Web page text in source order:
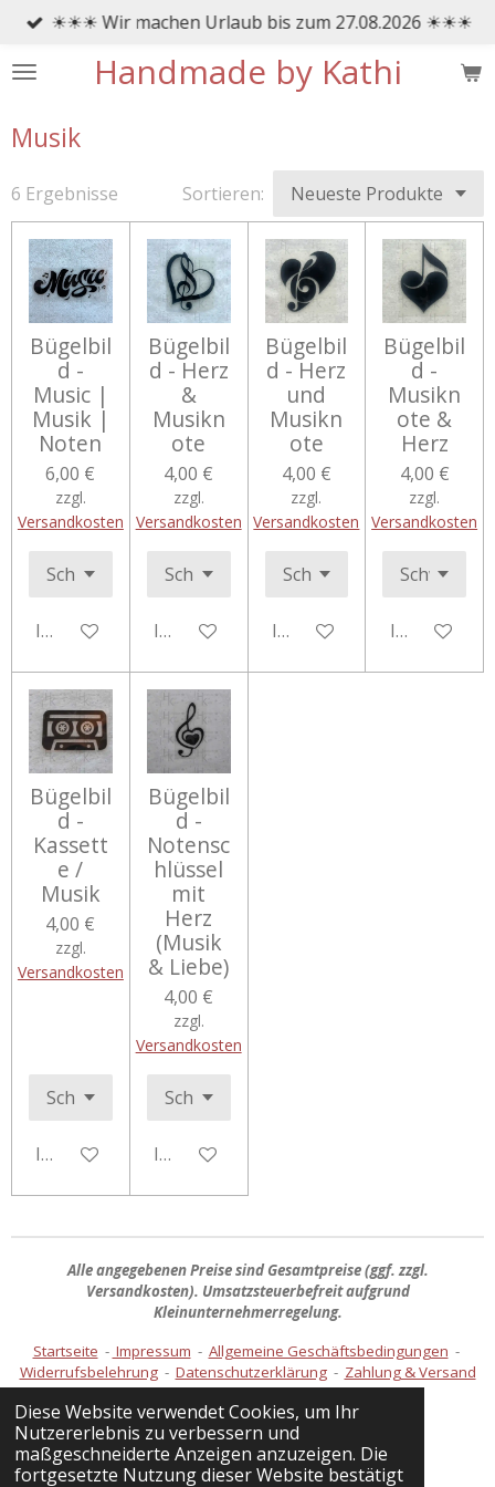
Diese Website verwendet Cookies, um Ihr
Nutzererlebnis zu verbessern und
maßgeschneiderte Anzeigen anzuzeigen. Die
fortgesetzte Nutzung dieser Website bestätigt
Zum
springen
Handmade by Kathi
☀☀☀ Wir machen Urlaub bis zum 27.08.2026 ☀☀☀
Musik
6 Ergebnisse Sortieren:
Bügelbil
d -
Music |
Musik |
Noten
6,00 €
zzgl.
Versandkosten
In den Warenkorb
Bügelbil
d - Herz
&
Musikn
ote
4,00 €
zzgl.
Versandkosten
In den Warenkorb
Bügelbil
d - Herz
und
Musikn
ote
4,00 €
zzgl.
Versandkosten
In den Warenkorb
Bügelbil
d -
Musikn
ote &
Herz
4,00 €
zzgl.
Versandkosten
In den
Bügelbil
d -
Kassett
e /
Musik
4,00 €
zzgl.
Versandkosten
In den Warenkorb
Bügelbil
d -
Notensc
hlüssel
mit
Herz
(Musik
& Liebe)
4,00 €
zzgl.
Versandkosten
In den Warenkorb
Alle angegebenen Preise sindGesamtpreise(ggf. zzgl.
Versandkosten). Umsatzsteuerbefreit aufgrund
Kleinunternehmerregelung.
Startseite - Impressum - Allgemeine Geschäftsbedingungen -
Widerrufsbelehrung- Datenschutzerklärung- Zahlung & Versand
Vertrag widerrufen